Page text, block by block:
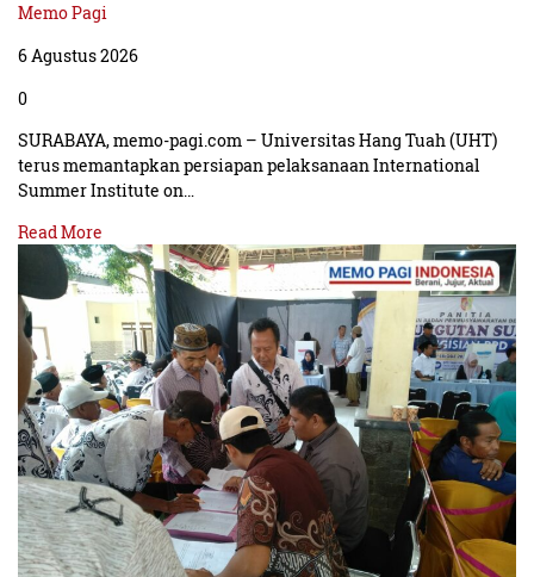
Memo Pagi
6 Agustus 2026
0
SURABAYA, memo-pagi.com – Universitas Hang Tuah (UHT)
terus memantapkan persiapan pelaksanaan International
Summer Institute on…
Read More